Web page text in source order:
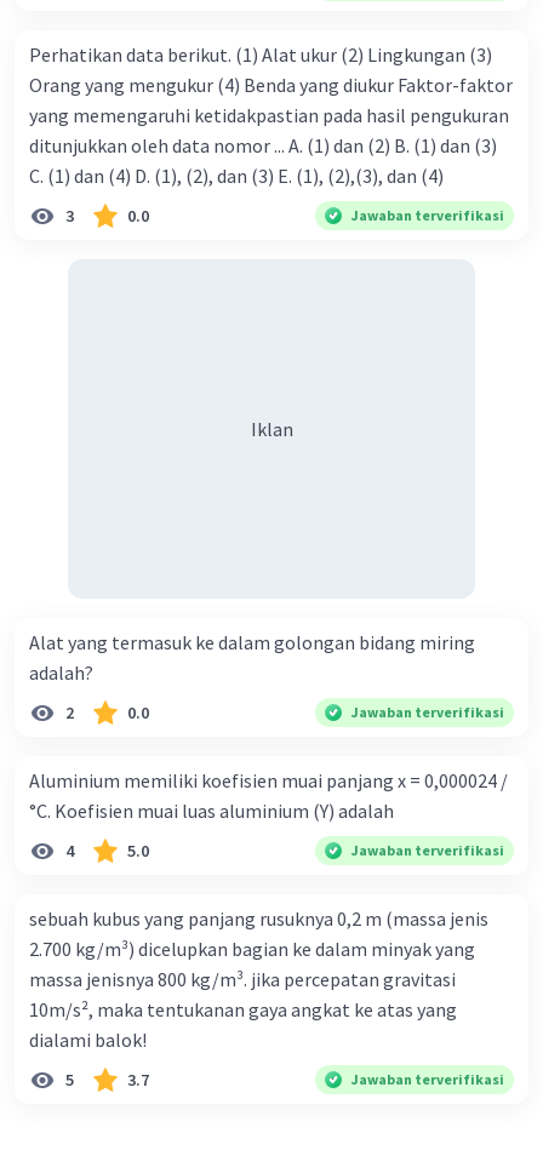
Perhatikan data berikut. (1) Alat ukur (2) Lingkungan (3)
Orang yang mengukur (4) Benda yang diukur Faktor-faktor
yang memengaruhi ketidakpastian pada hasil pengukuran
ditunjukkan oleh data nomor ... A. (1) dan (2) B. (1) dan (3)
C. (1) dan (4) D. (1), (2), dan (3) E. (1), (2),(3), dan (4)
3 0.0 Jawaban terverifikasi
Iklan
Alat yang termasuk ke dalam golongan bidang miring
adalah?
2 0.0 Jawaban terverifikasi
Aluminium memiliki koefisien muai panjang x = 0,000024 /
°C. Koefisien muai luas aluminium (Y) adalah
4 5.0 Jawaban terverifikasi
sebuah kubus yang panjang rusuknya 0,2 m (massa jenis
2.700 kg/m³) dicelupkan bagian ke dalam minyak yang
massa jenisnya 800 kg/m³. jika percepatan gravitasi
10m/s², maka tentukanan gaya angkat ke atas yang
dialami balok!
5 3.7 Jawaban terverifikasi